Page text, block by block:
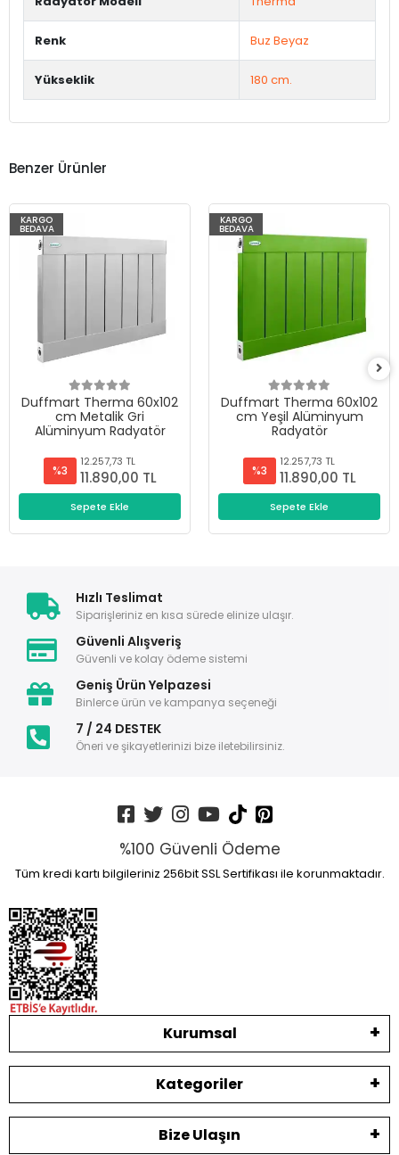
Renk Buz Beyaz
Yükseklik 180 cm.
Benzer Ürünler
KARGO
BEDAVA
Duffmart Therma 60x102
cm Metalik Gri
Alüminyum Radyatör
%3
12.257,73 TL
11.890,00 TL
Sepete Ekle
KARGO
BEDAVA
Duffmart Therma 60x102
cm Yeşil Alüminyum
Radyatör
%3
12.257,73 TL
11.890,00 TL
Sepete Ekle
Hızlı Teslimat
Siparişleriniz en kısa sürede elinize ulaşır.
Güvenli Alışveriş
Güvenli ve kolay ödeme sistemi
Geniş Ürün Yelpazesi
Binlerce ürün ve kampanya seçeneği
7 / 24 DESTEK
Öneri ve şikayetlerinizi bize iletebilirsiniz.
%100 Güvenli Ödeme
Tüm kredi kartı bilgileriniz 256bit SSL Sertifikası ile korunmaktadır.
Kurumsal
Kategoriler
Bize Ulaşın